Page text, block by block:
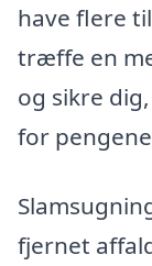
have flere
træffe en
og sikre
for
fjernet